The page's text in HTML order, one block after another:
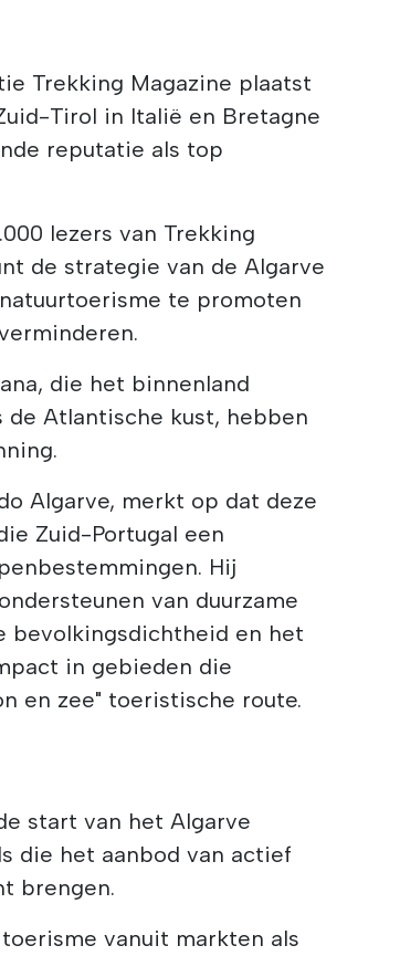
Trekking Magazine plaatst
Tirol in Italië en Bretagne
reputatie als top
lezers van Trekking
de strategie van de Algarve
te promoten
die het binnenland
de Atlantische kust, hebben
Algarve, merkt op dat deze
Zuid-Portugal een
Hij
van duurzame
bevolkingsdichtheid en het
in gebieden die
en zee" toeristische route.
start van het Algarve
die het aanbod van actief
brengen.
vanuit markten als